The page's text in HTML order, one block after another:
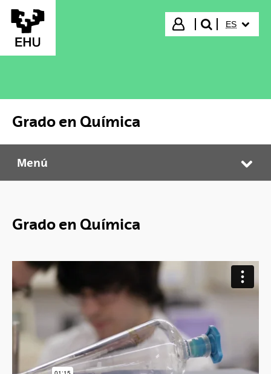
Saltar al contenido principal
Iniciar sesión
buscar"
ES
Grado en Química
Grado en Química
Menú
Grado en Química